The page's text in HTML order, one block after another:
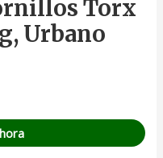
Torx
Urbano